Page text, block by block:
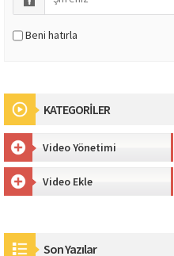
Beni hatırla
KATEGORİLER
Video Yönetimi
Video Ekle
Son Yazılar